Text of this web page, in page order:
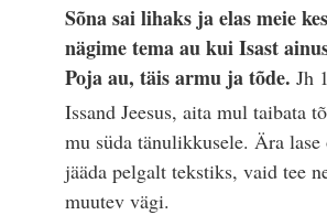
Sõna sai lihaks ja elas meie
nägime tema au kui Isast
Poja au, täis armu ja tõde.Jh
Issand Jeesus, aita mul taibata
mu süda tänulikkusele. Ära lase
jääda pelgalt tekstiks, vaid tee
muutev vägi.